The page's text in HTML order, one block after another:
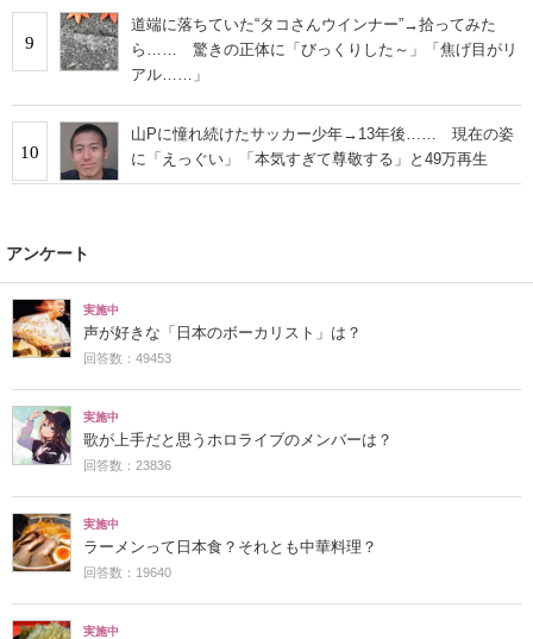
9
道端に落ちていた“タコさんウインナー”→拾ってみた
ら…… 驚きの正体に「びっくりした～」「焦げ目がリ
アル……」
10
山Pに憧れ続けたサッカー少年→13年後…… 現在の姿
に「えっぐい」「本気すぎて尊敬する」と49万再生
アンケート
実施中
声が好きな「日本のボーカリスト」は？
回答数：49453
実施中
歌が上手だと思うホロライブのメンバーは？
回答数：23836
実施中
ラーメンって日本食？それとも中華料理？
回答数：19640
実施中